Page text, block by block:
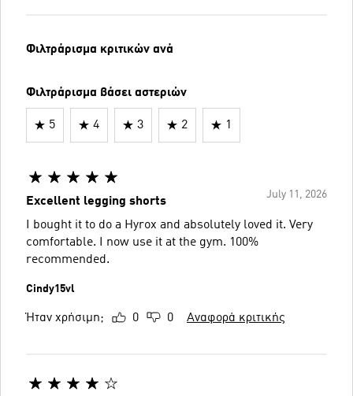
Φιλτράρισμα κριτικών ανά
Φιλτράρισμα βάσει αστεριών
5 4 3 2 1
July 11, 2026
Excellent legging shorts
I bought it to do a Hyrox and absolutely loved it. Very
comfortable. I now use it at the gym. 100%
recommended.
Cindy15vl
Ήταν χρήσιμη; 0 0 Αναφορά κριτικής